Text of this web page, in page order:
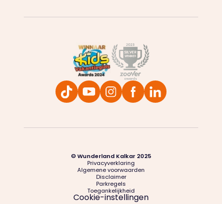
© Wunderland Kalkar 2025
Privacyverklaring
Algemene voorwaarden
Disclaimer
Parkregels
Toegankelijkheid
Cookie-instellingen